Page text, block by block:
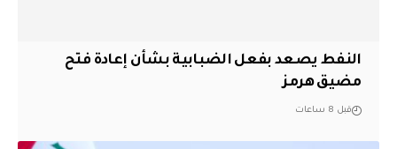
النفط يصعد بفعل الضبابية بشأن إعادة فتح
مضيق هرمز
قبل 8 ساعات